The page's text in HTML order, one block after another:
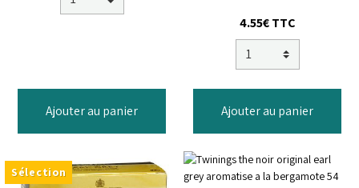
Ajouter au panier
4.55€TTC
Ajouter au panier
Sélection